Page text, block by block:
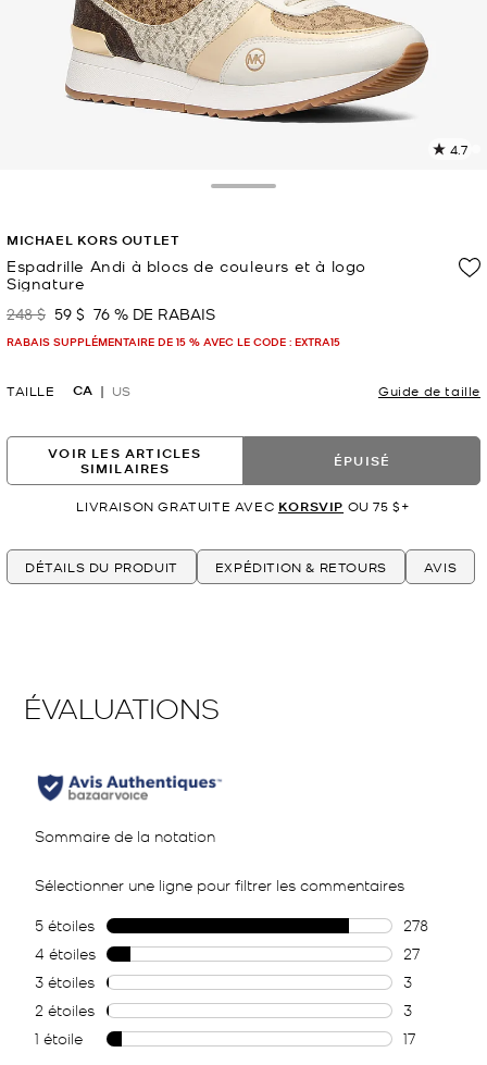
4.7
MICHAEL KORS OUTLET
Espadrille Andi à blocs de couleurs et à logo
Signature
était
248 $ maintenant
59 $ 76 % DE RABAIS
RABAIS SUPPLÉMENTAIRE DE 15 % AVEC LE CODE : EXTRA15
TAILLE CA US Guide de taille
VOIR LES ARTICLES
SIMILAIRES
ÉPUISÉ
LIVRAISON GRATUITE AVEC KORSVIP OU 75 $+
DÉTAILS DU PRODUIT EXPÉDITION & RETOURS AVIS